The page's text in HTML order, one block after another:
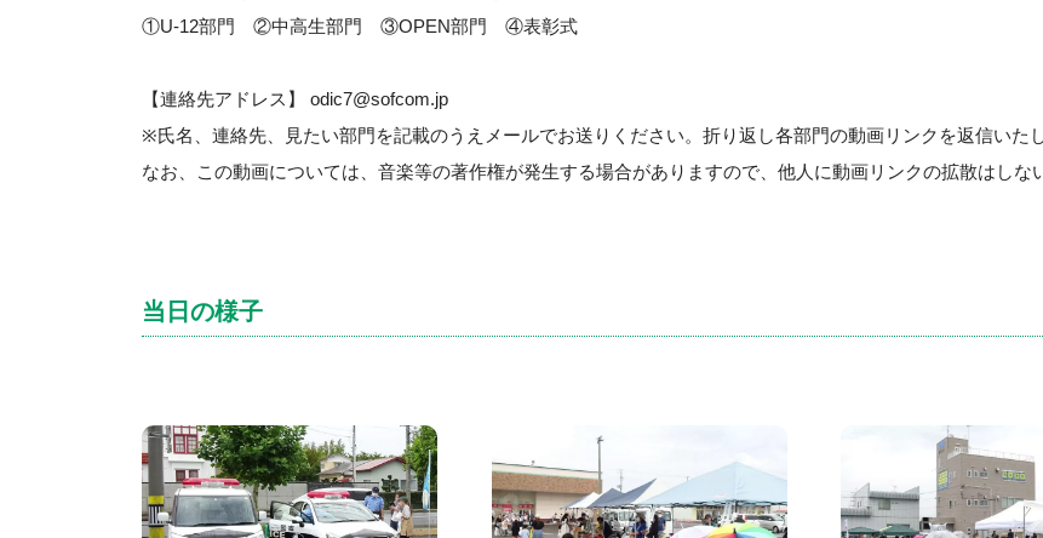
①U-12部門 ②中高生部門 ③OPEN部門 ④表彰式
【連絡先アドレス】 odic7@sofcom.jp
※氏名、連絡先、見たい部門を記載のうえメールでお送りください。折り返し各部門の動画リンクを返信いたし
なお、この動画については、音楽等の著作権が発生する場合がありますので、他人に動画リンクの拡散はしな
当日の様子